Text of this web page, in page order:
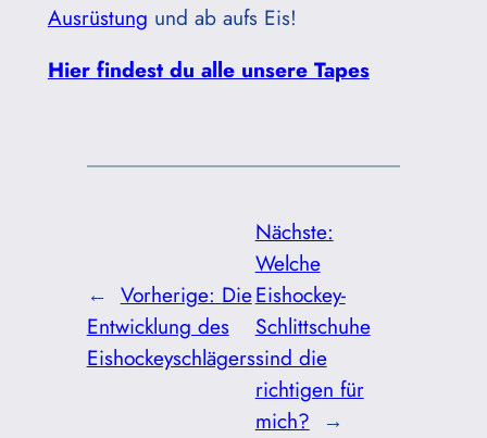
Ausrüstung und ab aufs Eis!
Hier findest du alle unsere Tapes
← Vorherige: Die
Entwicklung des
Eishockeyschlägers
Nächste:
Welche
Eishockey-
Schlittschuhe
sind die
richtigen für
mich? →